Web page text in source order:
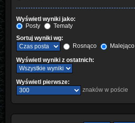
Wyświetl wyniki jako:
Posty
Tematy
Sortuj wyniki wg:
Rosnąco
Malejąco
Wyświetl wyniki z ostatnich:
Wyświetl pierwsze:
znaków w poście